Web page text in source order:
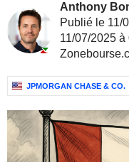
Anthony
Publié le 11/
11/07/2025 à
JPMORGAN CHASE & CO.